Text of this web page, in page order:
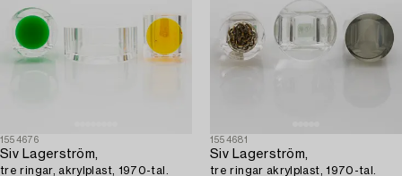
1554676
Siv Lagerström,
tre ringar, akrylplast, 1970-tal.
1554681
Siv Lagerström,
tre ringar akrylplast, 1970-tal.